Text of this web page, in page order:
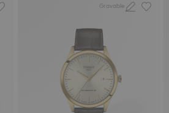
Gravable